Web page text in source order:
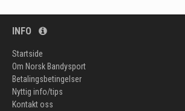
INFO
Startside
Om Norsk Bandysport
Betalingsbetingelser
Nyttig info/tips
Kontakt oss